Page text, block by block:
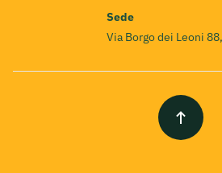
Sede
Via Borgo dei Leoni